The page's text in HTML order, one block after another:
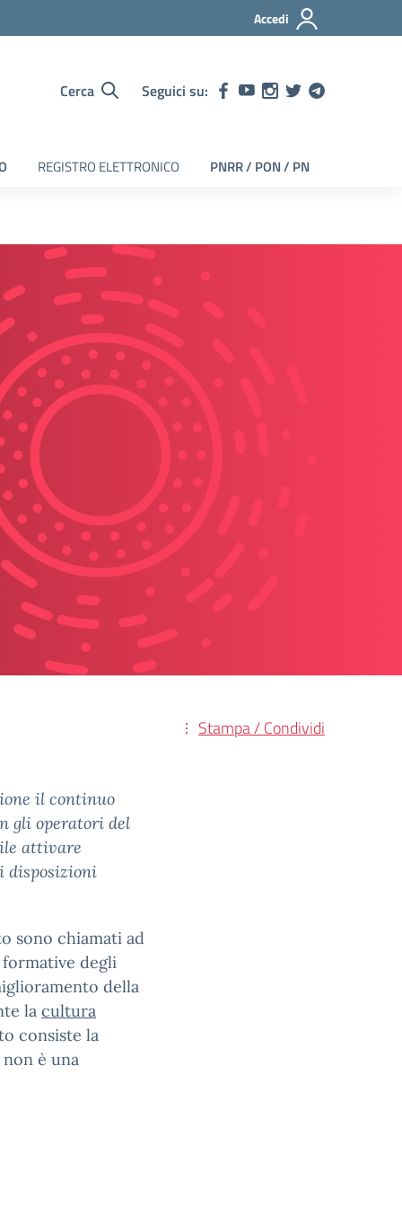
Accedi
Cerca Seguici su:
REGISTRO ELETTRONICO PNRR / PON / PN
Stampa / Condividi
il continuo
gli operatori del
attivare
disposizioni
sono chiamati ad
degli
della
la cultura
consiste la
è una